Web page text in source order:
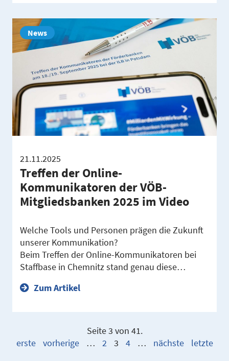
News
21.11.2025
Treffen der Online-​
Kommunikatoren der VÖB-​
Mitgliedsbanken 2025 im Video
Welche Tools und Personen prägen die Zukunft
unserer Kommunikation?
Beim Treffen der Online-Kommunikatoren bei
Staffbase in Chemnitz stand genau diese…
Zum Artikel
Seite 3 von 41.
erste
vorherige … 2 3 4 … nächste letzte